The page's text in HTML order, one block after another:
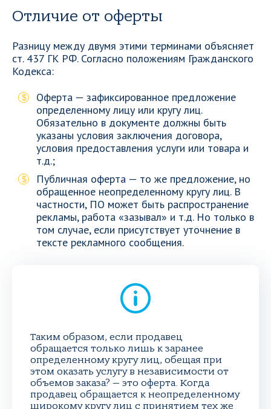
Отличие от оферты
Разницу между двумя этими терминами объясняет
ст. 437 ГК РФ. Согласно положениям Гражданского
Кодекса:
Оферта — зафиксированное предложение
определенному лицу или кругу лиц.
Обязательно в документе должны быть
указаны условия заключения договора,
условия предоставления услуги или товара и
т.д.;
Публичная оферта — то же предложение, но
обращенное неопределенному кругу лиц. В
частности, ПО может быть распространение
рекламы, работа «зазывал» и т.д. Но только в
том случае, если присутствует уточнение в
тексте рекламного сообщения.
Таким образом, если продавец
обращается только лишь к заранее
определенному кругу лиц, обещая при
этом оказать услугу в независимости от
объемов заказа? — это оферта. Когда
продавец обращается к неопределенному
широкому кругу лиц с принятием тех же